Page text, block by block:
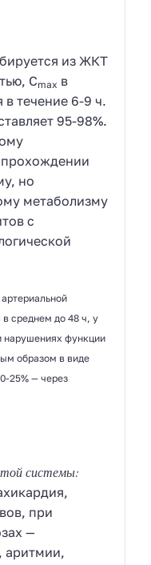
из ЖКТ
Cmax в
в течение 6-9 ч.
95-98%.
но
метаболизму
с
в среднем до 48 ч, у
нарушениях функции
образом в виде
25% — через
системы:
при
—
аритмии,